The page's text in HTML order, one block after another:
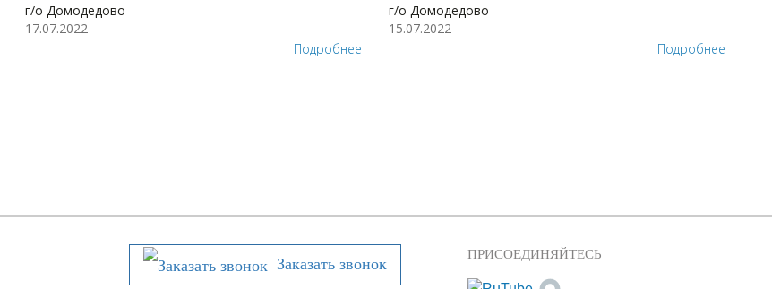
г/о Домодедово
17.07.2022
Подробнее
г/о Домодедово
15.07.2022
Подробнее
Заказать звонок
ПРИСОЕДИНЯЙТЕСЬ